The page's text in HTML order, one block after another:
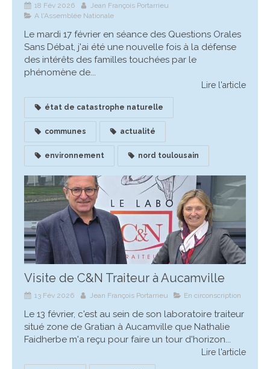
18 Fév 2026
Jean François Portarrieu
A l'Assemblée Nationale
Le mardi 17 février en séance des Questions Orales
Sans Débat, j'ai été une nouvelle fois à la défense
des intérêts des familles touchées par le
phénomène de...
Lire l'article
état de catastrophe naturelle
communes actualité
environnement nord toulousain
Visite de C&N Traiteur à Aucamville
13 Fév 2026 Jean François Portarrieu En circonscription
Le 13 février, c'est au sein de son laboratoire traiteur
situé zone de Gratian à Aucamville que Nathalie
Faidherbe m'a reçu pour faire un tour d'horizon...
Lire l'article